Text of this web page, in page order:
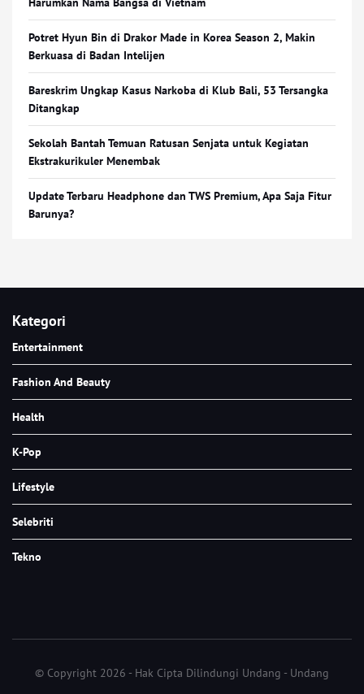
Potret Hyun Bin di Drakor Made in Korea Season 2, Makin
Berkuasa di Badan Intelijen
Bareskrim Ungkap Kasus Narkoba di Klub Bali, 53 Tersangka
Ditangkap
Sekolah Bantah Temuan Ratusan Senjata untuk Kegiatan
Ekstrakurikuler Menembak
Update Terbaru Headphone dan TWS Premium, Apa Saja Fitur
Barunya?
Kategori
Entertainment
Fashion And Beauty
Health
K-Pop
Lifestyle
Selebriti
Tekno
© Copyright 2026 - Hak Cipta Dilindungi Undang - Undang